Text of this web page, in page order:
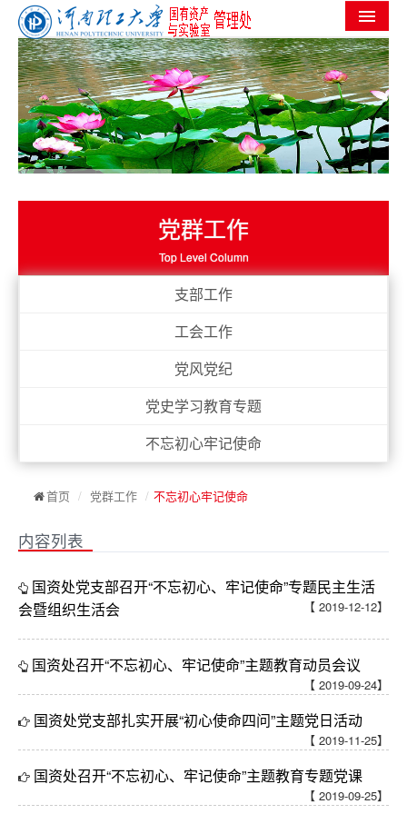
首页
机构设置
党群工作
信息公开
党群工作
Top Level Column
支部工作
工会工作
党风党纪
党史学习教育专题
不忘初心牢记使命
首页 / 党群工作 / 不忘初心牢记使命
内容列表
国资处党支部召开“不忘初心、牢记使命”专题民主生活
会暨组织生活会
【 2019-12-12】
国资处召开“不忘初心、牢记使命”主题教育动员会议
【 2019-09-24】
国资处党支部扎实开展“初心使命四问”主题党日活动
【 2019-11-25】
国资处召开“不忘初心、牢记使命”主题教育专题党课
【 2019-09-25】